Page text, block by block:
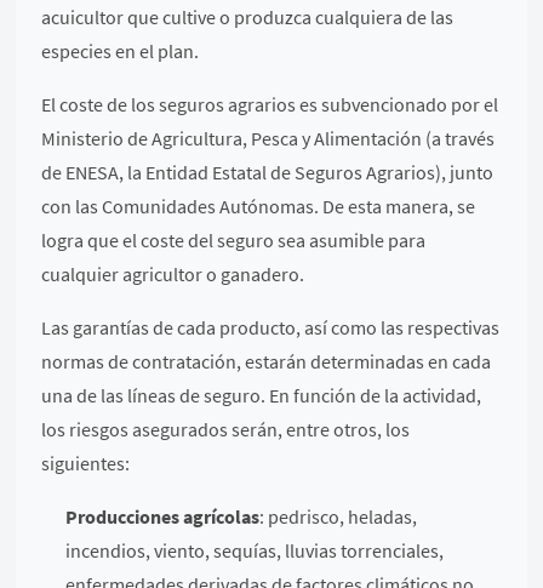
acuicultor que cultive o produzca cualquiera de las
especies en el plan.
El coste de los seguros agrarios es subvencionado por el
Ministerio de Agricultura, Pesca y Alimentación (a través
de ENESA, la Entidad Estatal de Seguros Agrarios), junto
con las Comunidades Autónomas. De esta manera, se
logra que el coste del seguro sea asumible para
cualquier agricultor o ganadero.
Las garantías de cada producto, así como las respectivas
normas de contratación, estarán determinadas en cada
una de las líneas de seguro. En función de la actividad,
los riesgos asegurados serán, entre otros, los
siguientes:
Producciones agrícolas: pedrisco, heladas,
incendios, viento, sequías, lluvias torrenciales,